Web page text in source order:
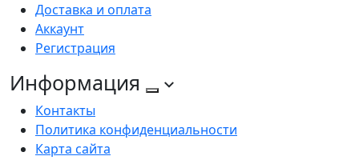
Доставка и оплата
Аккаунт
Регистрация
Информация
Контакты
Политика конфиденциальности
Карта сайта